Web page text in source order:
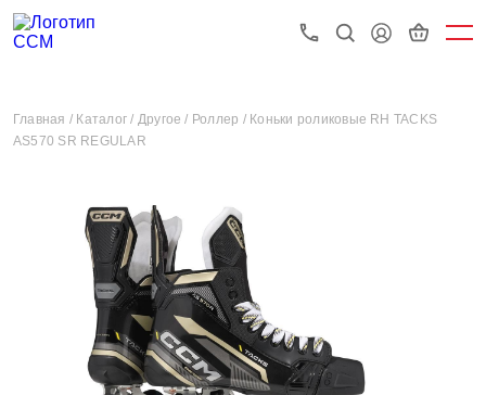
Главная / Каталог / Другое / Роллер / Коньки роликовые RH TACKS
AS570 SR REGULAR